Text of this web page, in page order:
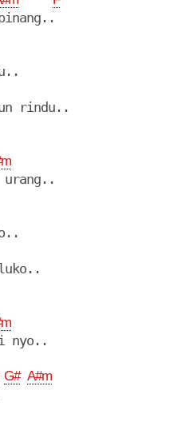
rindu..
urang..
nyo..
G# A#m